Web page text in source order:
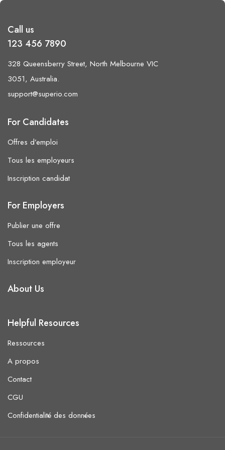
Call us
123 456 7890
328 Queensberry Street, North Melbourne VIC
3051, Australia.
support@superio.com
For Candidates
Offres d’emploi
Tous les employeurs
Inscription candidat
For Employers
Publier une offre
Tous les agents
Inscription employeur
About Us
Helpful Resources
Ressources
A propos
Contact
CGU
Confidentialité des données